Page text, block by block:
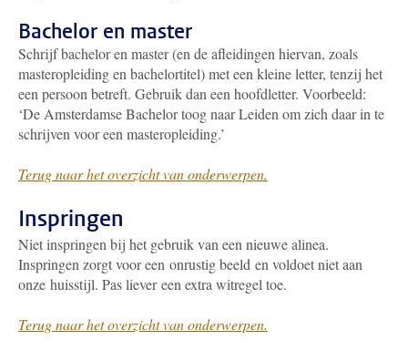
Bachelor en master
Schrijf bachelor en master (en de afleidingen hiervan, zoals
masteropleiding en bachelortitel) met een kleine letter, tenzij het
een persoon betreft. Gebruik dan een hoofdletter. Voorbeeld:
‘De Amsterdamse Bachelor toog naar Leiden om zich daar in te
schrijven voor een masteropleiding.’
Terug naar het overzicht van onderwerpen.
Inspringen
Niet inspringen bij het gebruik van een nieuwe alinea.
Inspringen zorgt voor een onrustig beeld en voldoet niet aan
onze huisstijl. Pas liever een extra witregel toe.
Terug naar het overzicht van onderwerpen.